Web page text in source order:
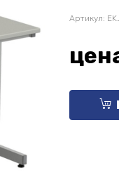
Артикул: